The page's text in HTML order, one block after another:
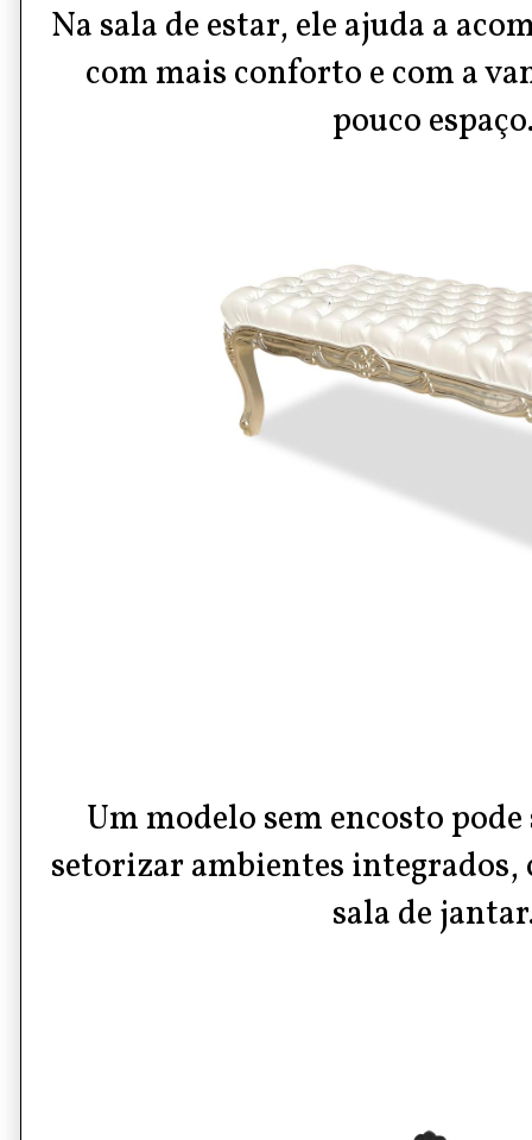
Na sala de estar, ele ajuda a
com mais conforto e com a
pouco
Um modelo sem encosto
setorizar ambientes integrados,
sala de